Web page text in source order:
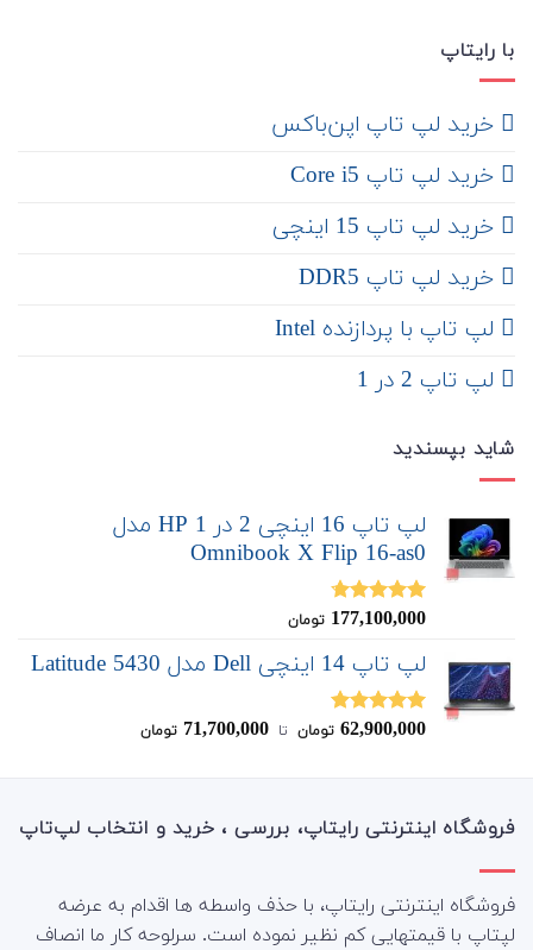
با رایتاپ
‌ خرید لپ تاپ اپن‌باکس
خرید لپ تاپ Core i5
‌‌ خرید لپ تاپ 15 اینچی
خرید لپ تاپ DDR5
لپ تاپ با پردازنده Intel
لپ تاپ 2 در 1
شاید بپسندید
لپ تاپ 16 اینچی 2 در 1 HP مدل
Omnibook X Flip 16-as0
نمره4.67
177,100,000 تومان
لپ تاپ 14 اینچی Dell مدل Latitude 5430
نمره5.00
62,900,000 تومان ‌ تا ‌ 71,700,000 تومان
فروشگاه اینترنتی رایتاپ، بررسی ، خرید و انتخاب لپ‌تاپ
فروشگاه اینترنتی رایتاپ، با حذف واسطه ها اقدام به عرضه
لپتاپ با قیمتهایی کم نظیر نموده است. سرلوحه کار ما انصاف